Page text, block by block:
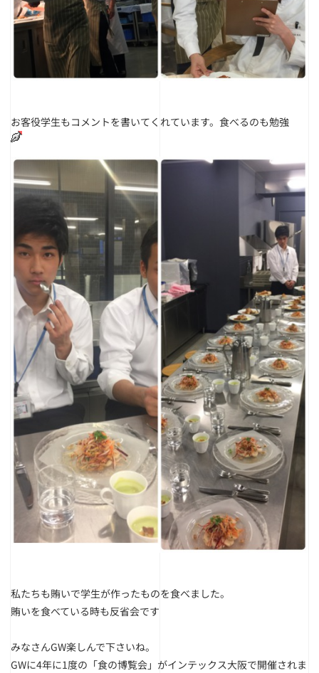
お客役学生もコメントを書いてくれています。食べるのも勉強
私たちも賄いで学生が作ったものを食べました。
賄いを食べている時も反省会です
みなさんGW楽しんで下さいね。
GWに4年に1度の「食の博覧会」がインテックス大阪で開催されま